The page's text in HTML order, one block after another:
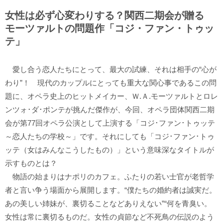
女性は必ず心変わりする？関西二期会が贈る
モーツァルトの問題作「コジ・ファン・トゥッ
テ」
愛し合う恋人たちにとって、最大の試練、それは相手の“心が
わり”！ 現代のカップルにとっても重大な関心事であるこの問
題に、オペラ史上のヒットメイカー、Ｗ.Ａ.モーツァルトとロレ
ンツォ･ダ･ポンテが挑んだ傑作が、今回、オペラ団体関西二期
会が第77回オペラ公演として上演する「コジ･ファン･トゥッテ
～恋人たちの学校～ 」です。それにしても「コジ･ファン･トゥ
ッテ（女はみんなこうしたもの）」という意味深なタイトルが
示すものとは？
物語の始まりはナポリのカフェ。ふたりの若い士官が老哲学
者と言い争う場面から展開します。“僕たちの婚約者は誠実だ。
あの美しい姉妹が、裏切ることなどありえない”“何を青臭い。
女性は常に裏切るものだ。女性の貞節など不死鳥の伝説のよう